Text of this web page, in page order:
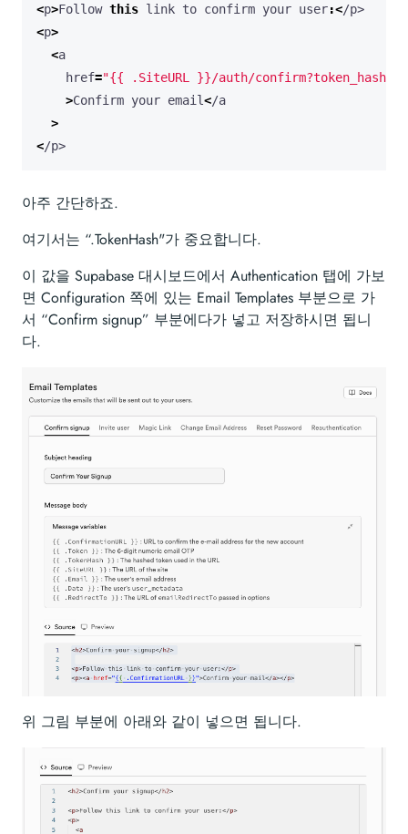
<p>Follow this link to confirm your user:</p>
<p>
<a
href="{{ .SiteURL }}/auth/
>Confirm your email</a
>
</p>
아주 간단하죠.
여기서는 “.TokenHash"가 중요합니다.
이 값을 Supabase 대시보드에서 Authentication 탭에 가보
면 Configuration 쪽에 있는 Email Templates 부분으로 가
서 “Confirm signup” 부분에다가 넣고 저장하시면 됩니
다.
위 그림 부분에 아래와 같이 넣으면 됩니다.